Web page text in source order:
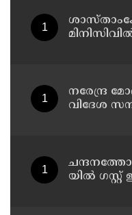
നരേന്ദ്ര
വിദേശ
യില്‍ ഗസ്റ്റ്